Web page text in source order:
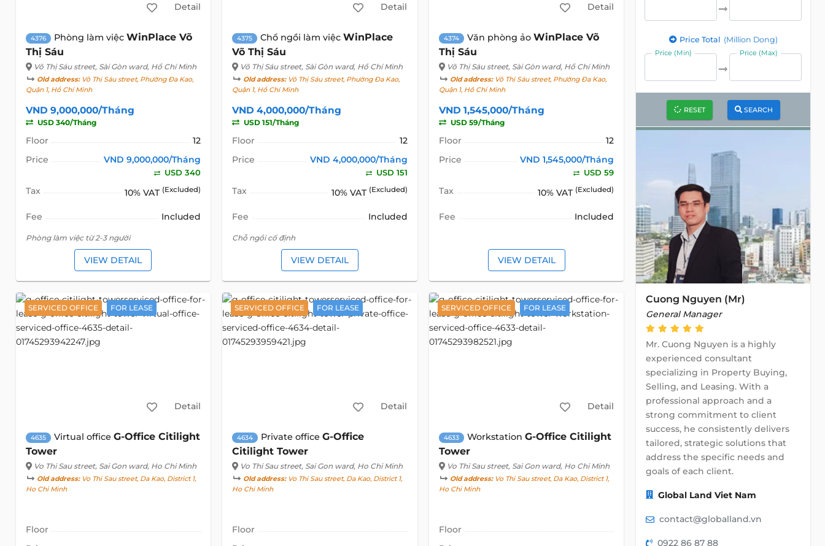
Detail
4376 Phòng làm việc WinPlace Võ
Thị Sáu
Võ Thị Sáu street, Sài Gòn ward, Hồ Chí Minh
Old address:Võ Thị Sáu street, Phường Đa Kao,
Quận 1, Hồ Chí Minh
VND 9,000,000/Tháng
USD 340/Tháng
Floor
12
Price
VND 9,000,000/Tháng
USD 340
Tax 10% VAT (Excluded)
Fee Included
Phòng làm việc từ 2-3 người
VIEW DETAIL
Detail
4375 Chổ ngồi làm việcWinPlace
Võ Thị Sáu
Võ Thị Sáu street, Sài Gòn ward, Hồ Chí Minh
Old address:Võ Thị Sáu street, Phường Đa Kao,
Quận 1, Hồ Chí Minh
VND 4,000,000/Tháng
USD 151/Tháng
Floor
12
Price
VND 4,000,000/Tháng
USD 151
Tax 10% VAT (Excluded)
Fee Included
Chỗ ngồi cố định
VIEW DETAIL
Detail
4374 Văn phòng ảo WinPlace Võ
Thị Sáu
Võ Thị Sáu street, Sài Gòn ward, Hồ Chí Minh
Old address:Võ Thị Sáu street, Phường Đa Kao,
Quận 1, Hồ Chí Minh
VND 1,545,000/Tháng
USD 59/Tháng
Floor
12
Price
VND 1,545,000/Tháng
USD 59
Tax 10% VAT (Excluded)
Fee Included
VIEW DETAIL
SERVICED OFFICE FOR LEASE
Detail
4635 Virtual office G-Office Citilight
Tower
Vo Thi Sau street, Sai Gon ward, Ho Chi Minh
Old address:Vo Thi Sau street, Da Kao, District 1,
Ho Chi Minh
Floor
SERVICED OFFICE FOR LEASE
Detail
4634 Private officeG-Office
Citilight Tower
Vo Thi Sau street, Sai Gon ward, Ho Chi Minh
Old address:Vo Thi Sau street, Da Kao, District 1,
Ho Chi Minh
Floor
SERVICED OFFICE FOR LEASE
Detail
4633 Workstation G-Office Citilight
Tower
Vo Thi Sau street, Sai Gon ward, Ho Chi Minh
Old address:Vo Thi Sau street, Da Kao, District 1,
Ho Chi Minh
Floor
Price Total (Million Dong)
Price (Min) Price (Max)
RESET SEARCH
Cuong Nguyen (Mr)
General Manager
Mr. Cuong Nguyen is a highly
experienced consultant
specializing in Property Buying,
Selling, and Leasing. With a
professional approach and a
strong commitment to client
success, he consistently delivers
tailored, strategic solutions that
address the specific needs and
goals of each client.
Global Land Viet Nam
contact@globalland.vn
0922 86 87 88